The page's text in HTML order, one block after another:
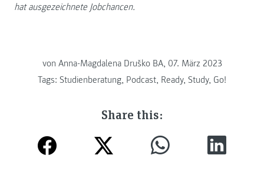
hat ausgezeichnete Jobchancen.
von Anna-Magdalena Druško BA, 07. März 2023
Tags: Studienberatung, Podcast, Ready, Study, Go!
Share this: